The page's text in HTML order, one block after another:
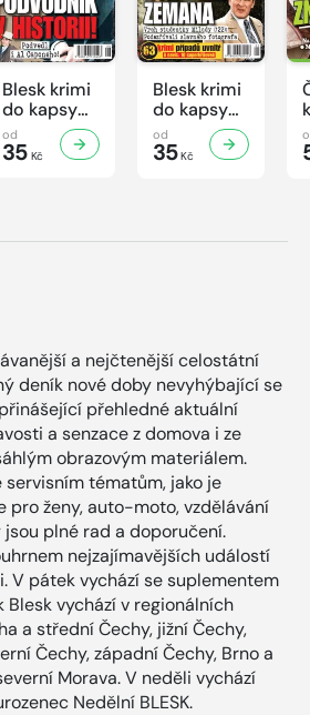
Blesk krimi
do kapsy
č.6/2026
od
35Kč
Blesk krimi
do kapsy
č.5/2026
od
35Kč
a nejčtenější celostátní
deník nové doby nevyhýbající se
přehledné aktuální
a senzace z domova i ze
obrazovým materiálem.
servisním tématům, jako je
pro ženy, auto-moto, vzdělávání
plné rad a doporučení.
nejzajímavějších událostí
V pátek vychází se suplementem
Blesk vychází v regionálních
a střední Čechy, jižní Čechy,
Čechy, západní Čechy, Brno a
Morava. V neděli vychází
Nedělní BLESK.